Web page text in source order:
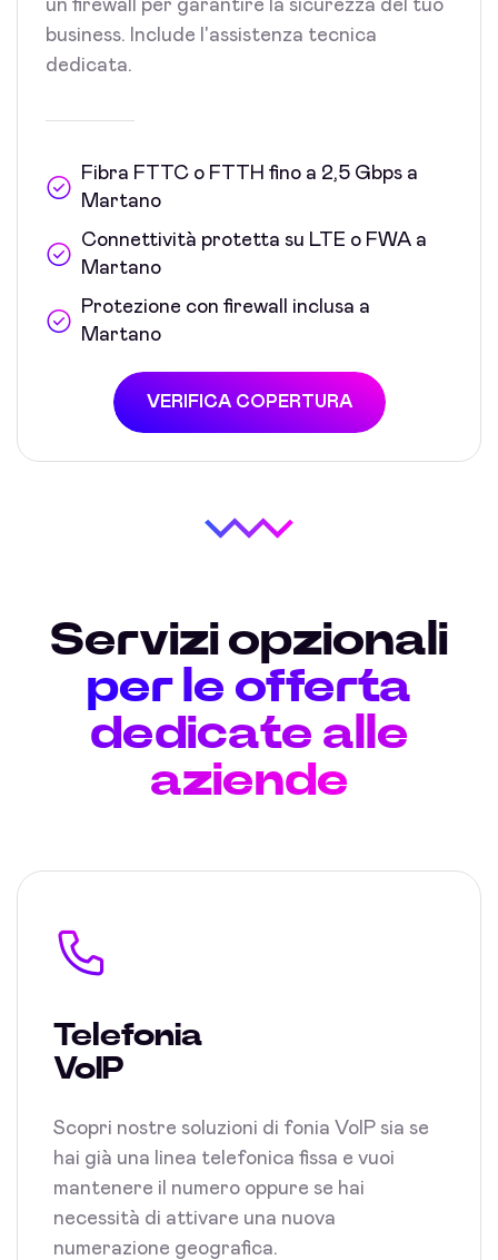
un firewall per garantire la sicurezza del tuo
business. Include l'assistenza tecnica
dedicata.
Fibra FTTC o FTTH fino a 2,5 Gbps a
Martano
Connettività protetta su LTE o FWA a
Martano
Protezione con firewall inclusa a
Martano
VERIFICA COPERTURA
Servizi opzionali
per le offerta
dedicate alle
aziende
Telefonia
VoIP
Scopri nostre soluzioni di fonia VoIP sia se
hai già una linea telefonica fissa e vuoi
mantenere il numero oppure se hai
necessità di attivare una nuova
numerazione geografica.